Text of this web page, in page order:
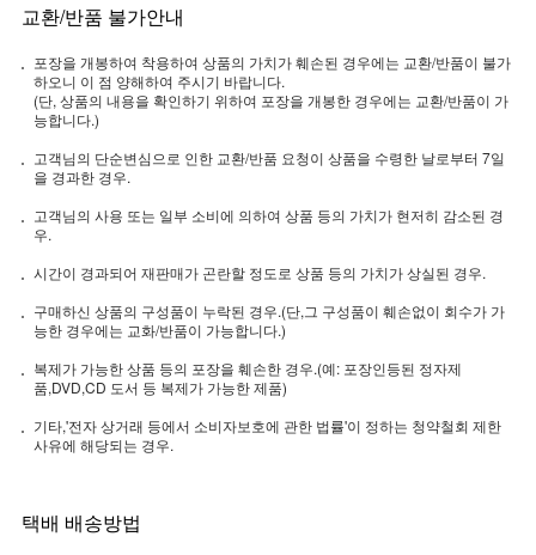
교환/반품 불가안내
포장을 개봉하여 착용하여 상품의 가치가 훼손된 경우에는 교환/반품이 불가
하오니 이 점 양해하여 주시기 바랍니다.
(단, 상품의 내용을 확인하기 위하여 포장을 개봉한 경우에는 교환/반품이 가
능합니다.)
고객님의 단순변심으로 인한 교환/반품 요청이 상품을 수령한 날로부터 7일
을 경과한 경우.
고객님의 사용 또는 일부 소비에 의하여 상품 등의 가치가 현저히 감소된 경
우.
시간이 경과되어 재판매가 곤란할 정도로 상품 등의 가치가 상실된 경우.
구매하신 상품의 구성품이 누락된 경우.(단,그 구성품이 훼손없이 회수가 가
능한 경우에는 교화/반품이 가능합니다.)
복제가 가능한 상품 등의 포장을 훼손한 경우.(예: 포장인등된 정자제
품,DVD,CD 도서 등 복제가 가능한 제품)
기타,'전자 상거래 등에서 소비자보호에 관한 법률'이 정하는 청약철회 제한
사유에 해당되는 경우.
택배 배송방법